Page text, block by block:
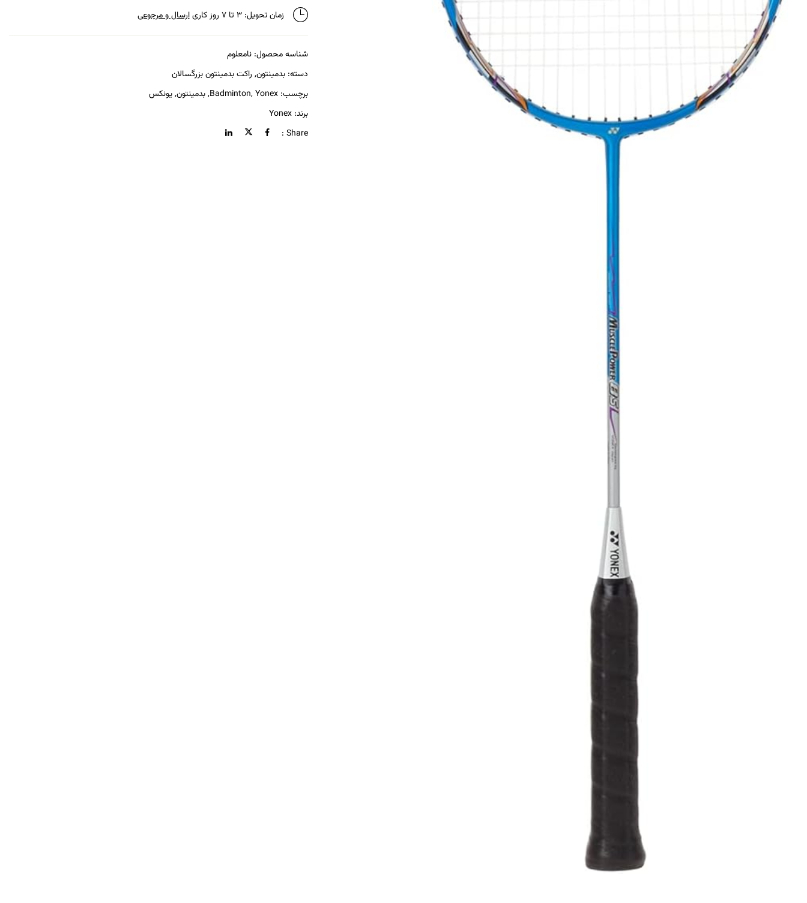
زمان تحویل: ۳ تا ۷ روز کاری
ارسال و مرجوعی
شناسه محصول:نامعلوم
دسته:بدمینتون, راکت بدمینتون بزرگسالان
برچسب:
Badminton,Yonex
,بدمینتون,یونکس
برند:Yonex
Share :